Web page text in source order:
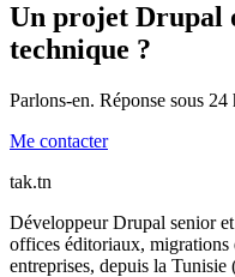
Un projet Drupal
technique ?
Parlons-en. Réponse sous 24
Me contacter
tak.tn
Développeur Drupal senior
offices éditoriaux, migrations
entreprises, depuis la Tunisie